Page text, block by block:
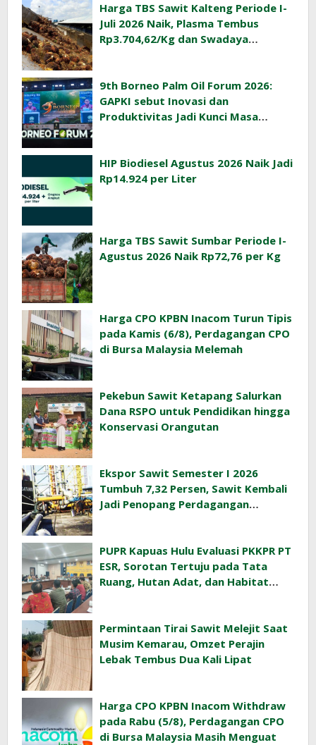
Harga TBS Sawit Kalteng Periode I-
Juli 2026 Naik, Plasma Tembus
Rp3.704,62/Kg dan Swadaya
9th Borneo Palm Oil Forum 2026:
GAPKI sebut Inovasi dan
Produktivitas Jadi Kunci Masa
HIP Biodiesel Agustus 2026 Naik Jadi
Rp14.924 per Liter
Harga TBS Sawit Sumbar Periode I-
Agustus 2026 Naik Rp72,76 per Kg
Harga CPO KPBN Inacom Turun Tipis
pada Kamis (6/8), Perdagangan CPO
di Bursa Malaysia Melemah
Pekebun Sawit Ketapang Salurkan
Dana RSPO untuk Pendidikan hingga
Konservasi Orangutan
Ekspor Sawit Semester I 2026
Tumbuh 7,32 Persen, Sawit Kembali
Jadi Penopang Perdagangan
PUPR Kapuas Hulu Evaluasi PKKPR PT
ESR, Sorotan Tertuju pada Tata
Ruang, Hutan Adat, dan Habitat
Permintaan Tirai Sawit Melejit Saat
Musim Kemarau, Omzet Perajin
Lebak Tembus Dua Kali Lipat
Harga CPO KPBN Inacom Withdraw
pada Rabu (5/8), Perdagangan CPO
di Bursa Malaysia Masih Menguat